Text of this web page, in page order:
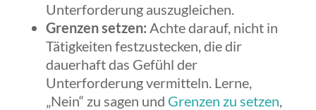
Unterforderung auszugleichen.
Grenzen setzen: Achte darauf, nicht in
Tätigkeiten festzustecken, die dir
dauerhaft das Gefühl der
Unterforderung vermitteln. Lerne,
„Nein“ zu sagen und Grenzen zu setzen,